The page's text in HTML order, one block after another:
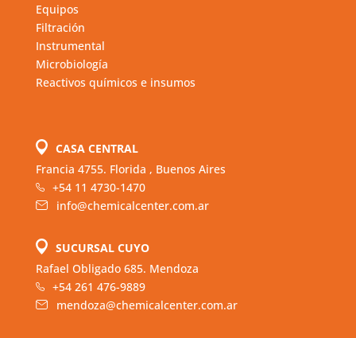
Equipos
Filtración
Instrumental
Microbiología
Reactivos químicos e insumos
CASA CENTRAL
Francia 4755. Florida , Buenos Aires
+54 11 4730-1470
info@chemicalcenter.com.ar
SUCURSAL CUYO
Rafael Obligado 685. Mendoza
+54 261 476-9889
mendoza@chemicalcenter.com.ar